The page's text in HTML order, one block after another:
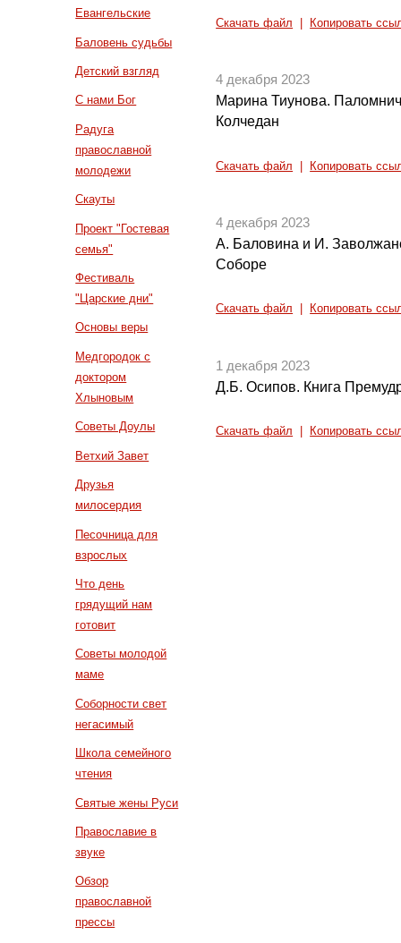
Евангельские
Баловень судьбы
Детский взгляд
С нами Бог
Радуга
православной
молодежи
Скауты
Проект "Гостевая
семья"
Фестиваль
"Царские дни"
Основы веры
Медгородок с
доктором
Хлыновым
Советы Доулы
Ветхий Завет
Друзья
милосердия
Песочница для
взрослых
Что день
грядущий нам
готовит
Советы молодой
маме
Соборности свет
негасимый
Школа семейного
чтения
Святые жены Руси
Православие в
звуке
Обзор
православной
прессы
Скачать файл Копировать
4 декабря 2023
Марина Тиунова.
Колчедан
Скачать файл Копировать
4 декабря 2023
А. Баловина и И.
Соборе
Скачать файл Копировать
1 декабря 2023
Д.Б. Осипов. Книга
Скачать файл Копировать